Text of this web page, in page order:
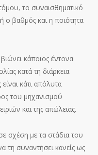
το συναισθηματικό
ο βαθμός και η ποιότητα
κάποιος έντονα
κατά τη διάρκεια
κάτι απόλυτα
του μηχανισμού
και της απώλειας.
σχέση με τα στάδια του
τη συναντήσει κανείς ως